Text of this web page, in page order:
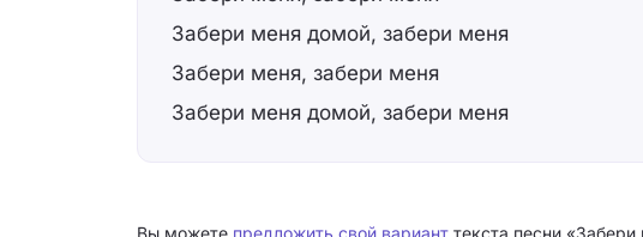
Забери меня домой, забери меня
Забери меня, забери меня
Забери меня домой, забери меня